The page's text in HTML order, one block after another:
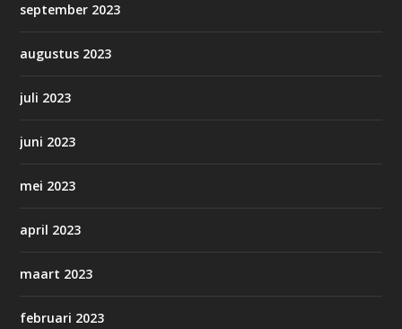
september 2023
augustus 2023
juli 2023
juni 2023
mei 2023
april 2023
maart 2023
februari 2023